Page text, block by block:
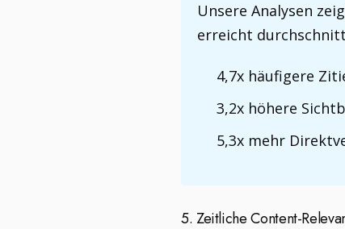
Unsere Analysen
erreicht
4,7x häufigere
3,2x höhere
5,3x mehr
5. Zeitliche Content-